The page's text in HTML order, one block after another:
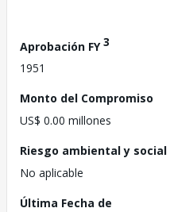
Aprobación FY3
1951
Monto del Compromiso
US$ 0.00 millones
Riesgo ambiental y social
No aplicable
Última Fecha de